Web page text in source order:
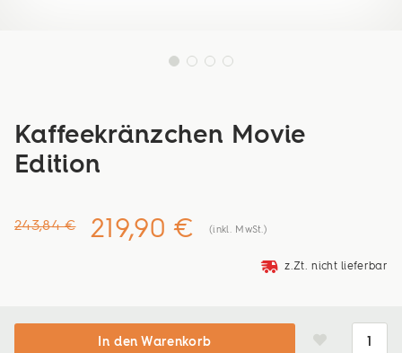
Kaffeekränzchen Movie
Edition
243,84 € 219,90 € (inkl. MwSt.)
deliveryvan z.Zt. nicht lieferbar
In den Warenkorb